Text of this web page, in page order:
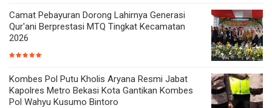
Camat Pebayuran Dorong Lahirnya Generasi
Qur'ani Berprestasi MTQ Tingkat Kecamatan
2026
Kombes Pol Putu Kholis Aryana Resmi Jabat
Kapolres Metro Bekasi Kota Gantikan Kombes
Pol Wahyu Kusumo Bintoro